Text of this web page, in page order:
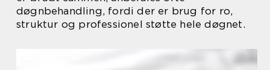
døgnbehandling, fordi der er brug for ro,
struktur og professionel støtte hele døgnet.